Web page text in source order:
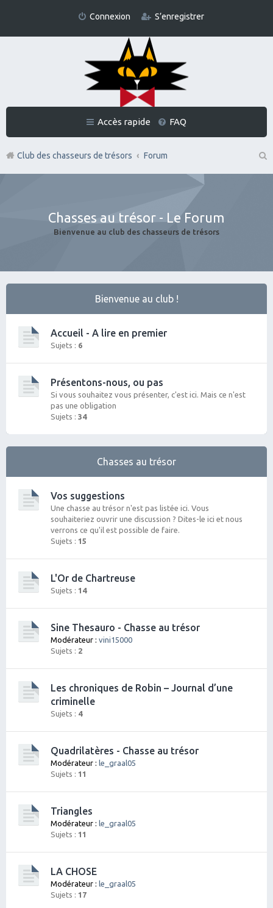
Connexion S’enregistrer
Accès rapide FAQ
Club des chasseurs de trésors
Forum
Re
Chasses au trésor - Le Forum
Bienvenue au club des chasseurs de trésors
Bienvenue au club !
Accueil - A lire en premier
Sujets : 6
Présentons-nous, ou pas
Si vous souhaitez vous présenter, c'est ici. Mais ce n'est
pas une obligation
Sujets : 34
Chasses au trésor
Vos suggestions
Une chasse au trésor n'est pas listée ici. Vous
souhaiteriez ouvrir une discussion ? Dites-le ici et nous
verrons ce qu'il est possible de faire.
Sujets : 15
L'Or de Chartreuse
Sujets : 14
Sine Thesauro - Chasse au trésor
Modérateur : vini15000
Sujets : 2
Les chroniques de Robin – Journal d’une
criminelle
Sujets : 4
Quadrilatères - Chasse au trésor
Modérateur : le_graal05
Sujets : 11
Triangles
Modérateur : le_graal05
Sujets : 11
LA CHOSE
Modérateur : le_graal05
Sujets : 17